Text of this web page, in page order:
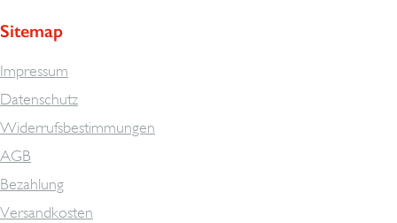
Sitemap
Impressum
Datenschutz
Widerrufsbestimmungen
AGB
Bezahlung
Versandkosten